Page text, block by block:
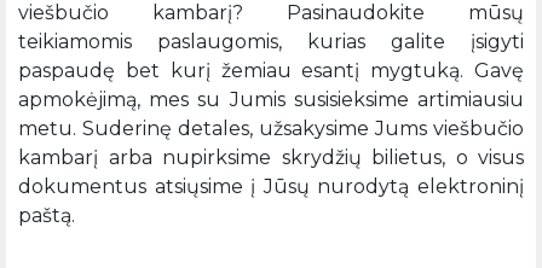
viešbučio kambarį? Pasinaudokite mūsų
teikiamomis paslaugomis, kurias galite įsigyti
paspaudę bet kurį žemiau esantį mygtuką. Gavę
apmokėjimą, mes su Jumis susisieksime artimiausiu
metu. Suderinę detales, užsakysime Jums viešbučio
kambarį arba nupirksime skrydžių bilietus, o visus
dokumentus atsiųsime į Jūsų nurodytą elektroninį
paštą.